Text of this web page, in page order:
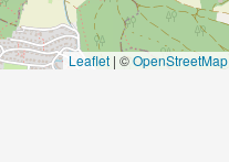
Leaflet | ©OpenStreetMap